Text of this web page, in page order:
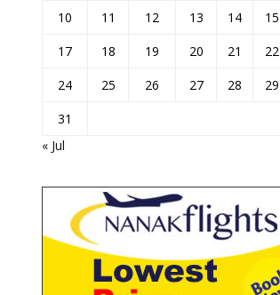
10
11 12 13 14 15
17
18 19 20 21 22
24
25 26 27 28 29
31
« Jul